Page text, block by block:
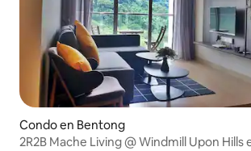
Condo en Bentong
2R2B Mache Living @ Windmill Upon Hills